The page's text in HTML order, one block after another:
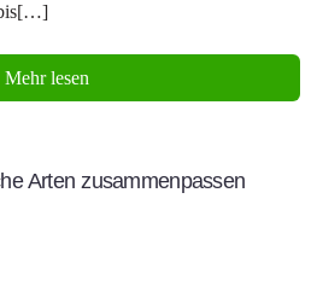
bis[…]
Mehr lesen
Arten zusammenpassen